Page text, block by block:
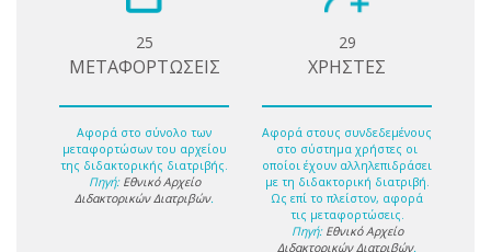
25
ΜΕΤΑΦΟΡΤΩΣΕΙΣ
Αφορά στο σύνολο των
μεταφορτώσων του αρχείου
της διδακτορικής διατριβής.
Πηγή: Εθνικό Αρχείο
Διδακτορικών Διατριβών.
29
ΧΡΗΣΤΕΣ
Αφορά στους συνδεδεμένους
στο σύστημα χρήστες οι
οποίοι έχουν αλληλεπιδράσει
με τη διδακτορική διατριβή.
Ως επί το πλείστον, αφορά
τις μεταφορτώσεις.
Πηγή: Εθνικό Αρχείο
Διδακτορικών Διατριβών.